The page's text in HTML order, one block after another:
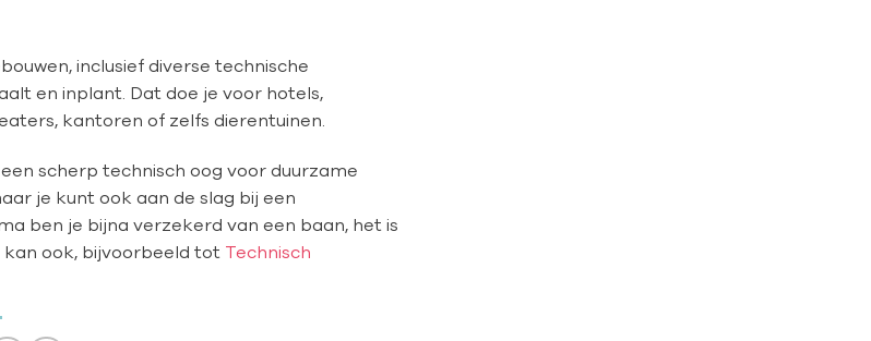
inclusief diverse technische
en inplant. Dat doe je voor hotels,
kantoren of zelfs dierentuinen.
scherp technisch oog voor duurzame
je kunt ook aan de slag bij een
ben je bijna verzekerd van een baan, het is
kan ook, bijvoorbeeld tot Technisch